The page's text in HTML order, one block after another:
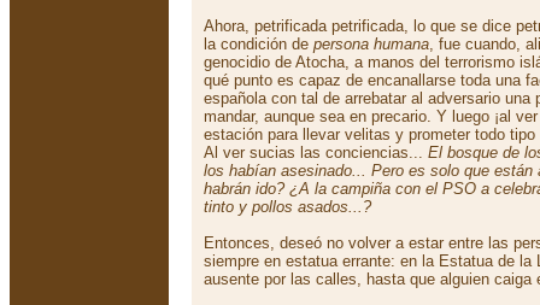
Ahora, petrificada petrificada, lo que se dice
la condición de persona humana, fue cuando,
genocidio de Atocha, a manos del terrorismo
qué punto es capaz de encanallarse toda una
española con tal de arrebatar al adversario una
mandar, aunque sea en precario. Y luego ¡al
estación para llevar velitas y prometer todo
Al ver sucias las conciencias... El bosque de
los habían asesinado... Pero es solo que
habrán ido? ¿A la campiña con el PSO a
tinto y pollos asados...?
Entonces, deseó no volver a estar entre las
siempre en estatua errante: en la Estatua de la
ausente por las calles, hasta que alguien